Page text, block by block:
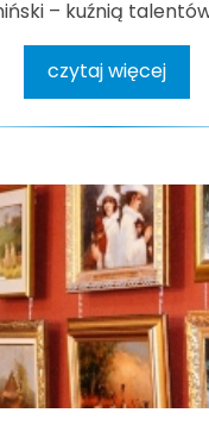
– kuźnią
czytaj więcej